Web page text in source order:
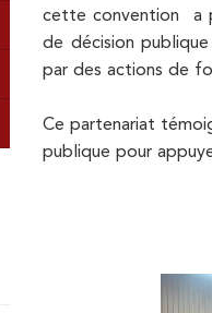
cette convention a
de décision
par des actions de
Ce partenariat
publique pour